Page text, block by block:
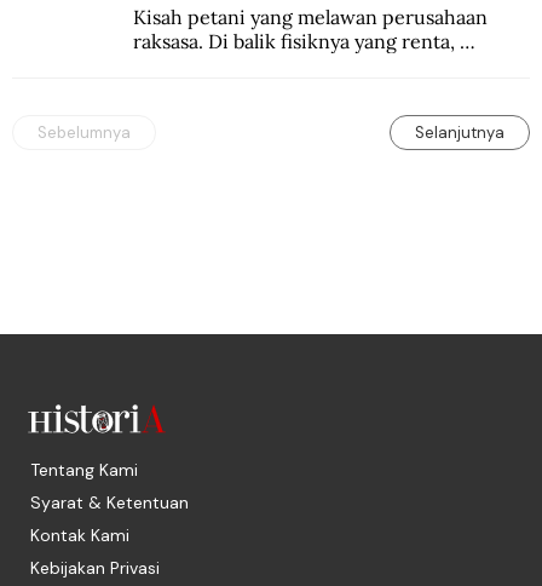
Kisah petani yang melawan perusahaan
raksasa. Di balik fisiknya yang renta,
Sebelumnya Selanjutnya
Tentang Kami
Syarat & Ketentuan
Kontak Kami
Kebijakan Privasi